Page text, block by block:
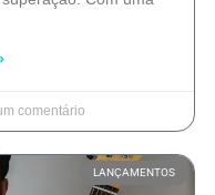
comentário
LANÇAMENTOS